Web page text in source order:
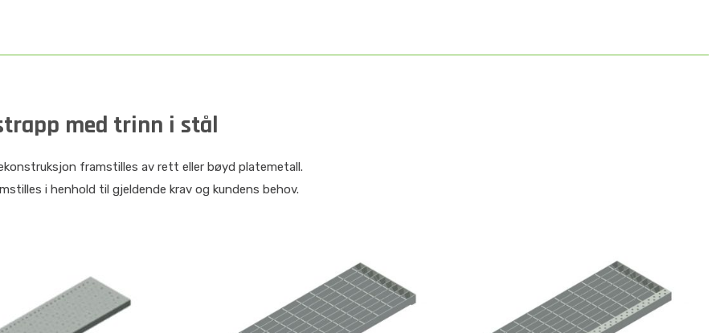
med trinn i stål
framstilles av rett eller bøyd platemetall.
i henhold til gjeldende krav og kundens behov.